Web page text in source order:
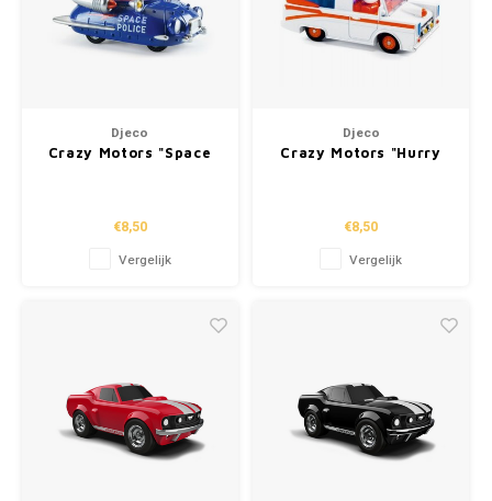
Djeco
Crazy Motors "Space
€8,50
Vergelijk
Djeco
Crazy Motors "Hurry
€8,50
Vergelijk